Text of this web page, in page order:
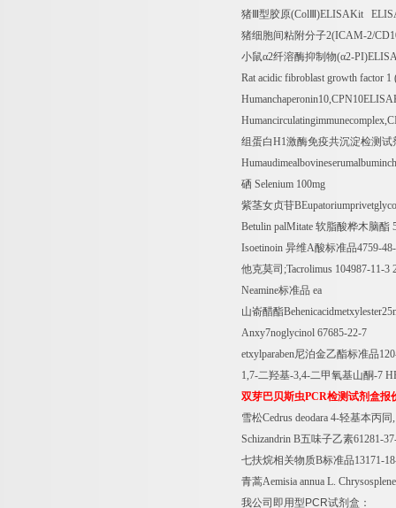
猪Ⅲ型胶原(Col )ELISAKit
猪细胞间粘附分子2(ICAM-2/
小鼠α2纤溶酶抑制物(α2-
Rat acidic fibroblast growth factor
组蛋白H1激酶免疫共沉淀检测试
硒 Selenium 100mg
紫茎女贞苷
Betulin palMitate 软脂酸桦木脑酯
Isoetinoin 异维A酸标准品4759-
他克莫司 ;Tacrolimus 104987-11-3
Neamine标准品 ea
山嵛醋酯
Anxy7noglycinol 67685-22-7
etxylparaben尼泊金乙酯标准品
1,7-二羟基-3,4-二甲氧基山酮-7
双芽巴贝斯虫PCR检测试剂盒报
雪松Cedrus deodara 4-轻基本丙同
Schizandrin B五味子乙素61281-
七扶烷相关物质B标准品13171-
青蒿Aemisia annua L.
我公司即用型 PCR试剂盒：